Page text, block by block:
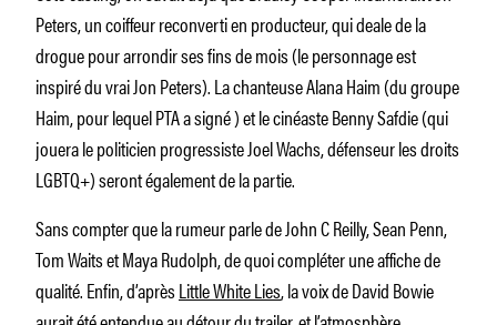
Peters, un coiffeur reconverti en producteur, qui deale de la
drogue pour arrondir ses fins de mois (le personnage est
inspiré du vrai Jon Peters). La chanteuse Alana Haim (du groupe
Haim, pour lequel PTA a signé ) et le cinéaste Benny Safdie (qui
jouera le politicien progressiste Joel Wachs, défenseur les droits
LGBTQ+) seront également de la partie.
Sans compter que la rumeur parle de John C Reilly, Sean Penn,
Tom Waits et Maya Rudolph, de quoi compléter une affiche de
qualité. Enfin, d’aprèsLittle White Lies, la voix de David Bowie